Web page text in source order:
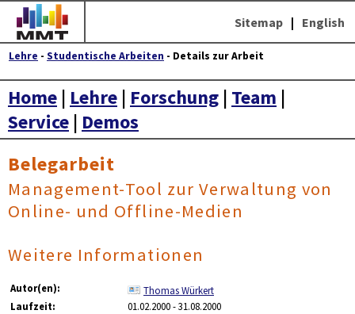
Sitemap | English
Lehre - Studentische Arbeiten - Details zur Arbeit
Home | Lehre | Forschung | Team |
Service | Demos
Belegarbeit
Management-Tool zur Verwaltung von
Online- und Offline-Medien
Weitere Informationen
Autor(en):
Thomas Würkert
Laufzeit:
01.02.2000 - 31.08.2000